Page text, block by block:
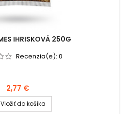
IHRISKOVÁ 250G
Recenzia(e): 0
2,77 €
Vložiť do košíka